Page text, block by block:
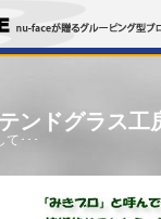
ンドグラス工
･･･